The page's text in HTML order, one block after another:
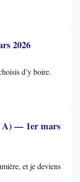
2026
d’y boire.
A) — 1er mars
et je deviens